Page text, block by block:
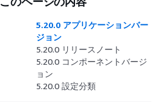
5.20.0 アプリケーションバー
ジョン
5.20.0 リリースノート
5.20.0 コンポーネントバージ
ョン
5.20.0 設定分類